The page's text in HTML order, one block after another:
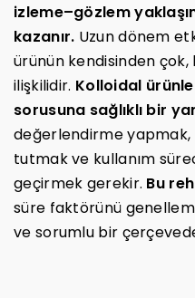
izleme–gözlem
kazanır. Uzun dönem
ürünün kendisinden çok,
ilişkilidir. Kolloidal
sorusuna sağlıklı bir
değerlendirme
tutmak ve kullanım
geçirmek gerekir. Bu
süre faktörünü
ve sorumlu bir